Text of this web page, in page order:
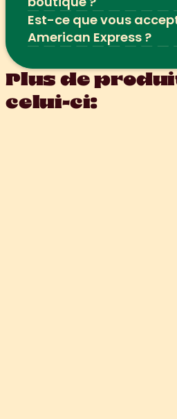
Est-ce que vous
American Express ?
Plus de
celui-ci: